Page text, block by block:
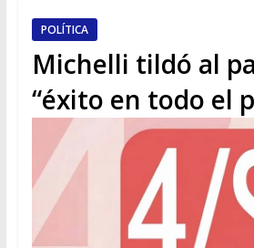
POLÍTICA
Michelli tildó al
“éxito en todo el